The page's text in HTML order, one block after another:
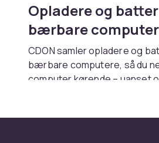
Opladere og
bærbare
CDON samler opladere og
bærbare computere, så du
computer kørende – uanset
sikkert og undgå at bekymre
teknologi svigter, når du har